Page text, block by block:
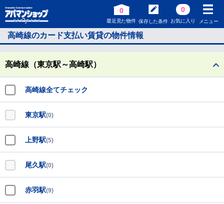
0
最近見た物件 保存した条件
0
お気に入り メニュー
高崎線のカード支払い賃貸の物件情報
高崎線（東京駅～高崎駅）
高崎線全てチェック
東京駅(0)
上野駅(5)
尾久駅(0)
赤羽駅(9)